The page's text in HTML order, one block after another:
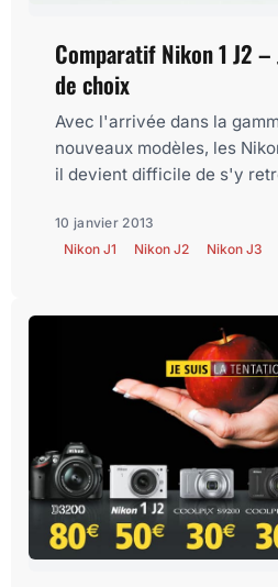
Comparatif Nikon 1 J2
de choix
Avec l'arrivée dans la
nouveaux modèles, les
il devient difficile de s'y
10 janvier 2013
Nikon J1
Nikon J2 Nikon J3